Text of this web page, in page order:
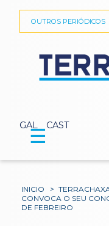
GAL CAST
OUTROS PERIÓDICOS
☰
INICIO >
CONVOCA O SEU
DE FEBREIRO